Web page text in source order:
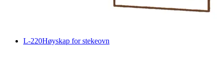
L-220Høyskap for stekeovn